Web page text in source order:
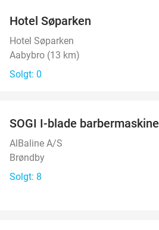
Hotel Søparken
Hotel Søparken
Aabybro (13 km)
Solgt: 0
SOGI I-blade barbermaskine
AlBaline A/S
Brøndby
Solgt: 8